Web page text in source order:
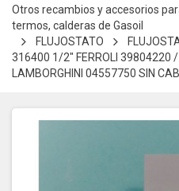
Otros recambios y accesorios
termos, calderas de Gasoil
FLUJOSTATO
316400 1/2" FERROLI 39804220
LAMBORGHINI 04557750 SIN